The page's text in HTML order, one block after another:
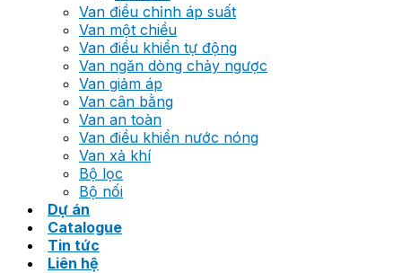
Van điều chỉnh áp suất
Van một chiều
Van điều khiển tự động
Van ngăn dòng chảy ngược
Van giảm áp
Van cân bằng
Van an toàn
Van điều khiển nước nóng
Van xả khí
Bộ lọc
Bộ nối
Dự án
Catalogue
Tin tức
Liên hệ